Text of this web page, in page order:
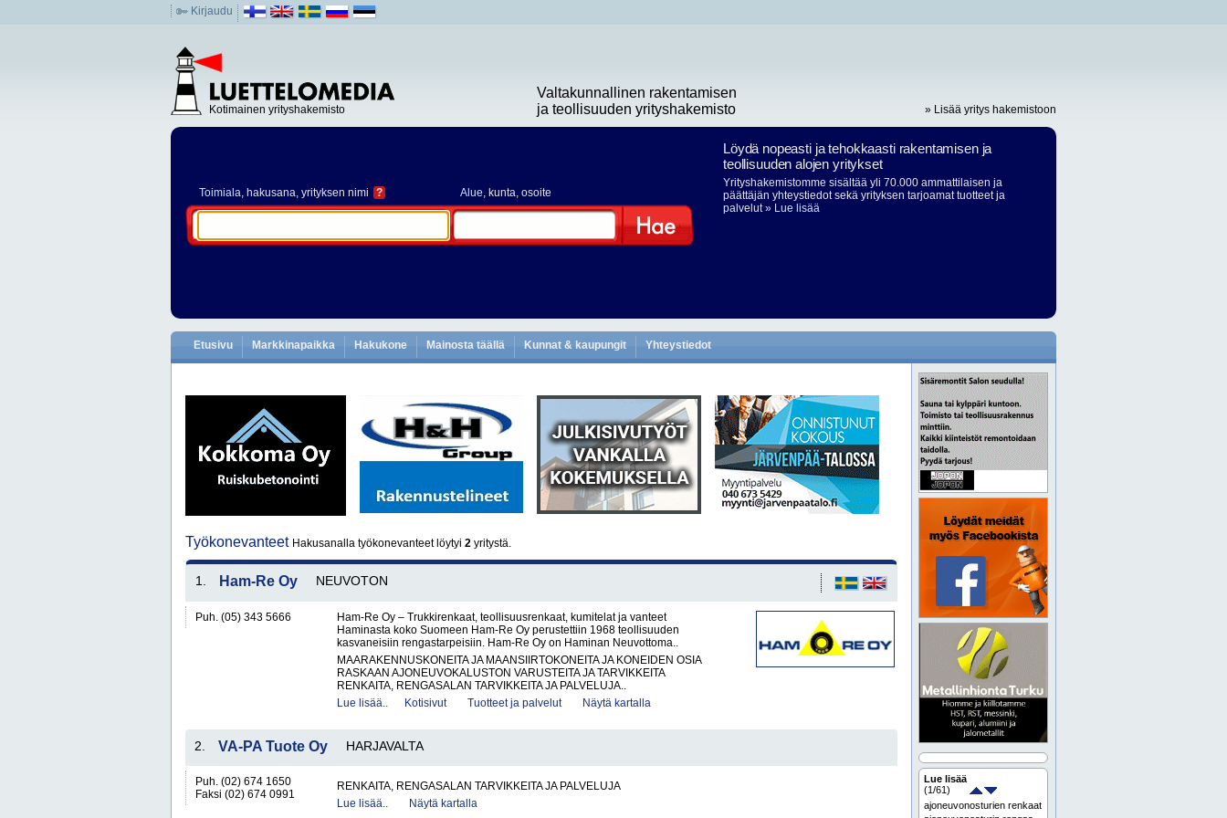
Kirjaudu
Kotimainen yrityshakemisto
Valtakunnallinen rakentamisen
ja teollisuuden yrityshakemisto
» Lisää yritys hakemistoon
Toimiala, hakusana, yrityksen nimi ? Alue, kunta, osoite
Löydä nopeasti ja tehokkaasti rakentamisen ja
teollisuuden alojen yritykset
Yrityshakemistomme sisältää yli 70.000 ammattilaisen ja
päättäjän yhteystiedot sekä yrityksen tarjoamat tuotteet ja
palvelut» Lue lisää
Etusivu Markkinapaikka Hakukone Mainosta täällä Kunnat & kaupungit Yhteystiedot
Työkonevanteet Hakusanalla työkonevanteet löytyi 2 yritystä.
1. Ham-Re Oy NEUVOTON
Puh. (05) 343 5666
Ham-Re Oy – Trukkirenkaat, teollisuusrenkaat, kumitelat ja vanteet
Haminasta koko Suomeen Ham-Re Oy perustettiin 1968 teollisuuden
kasvaneisiin rengastarpeisiin. Ham-Re Oy on Haminan Neuvottoma..
MAARAKENNUSKONEITA JA MAANSIIRTOKONEITA JA KONEIDEN OSIA
RASKAAN AJONEUVOKALUSTON VARUSTEITA JA TARVIKKEITA
RENKAITA, RENGASALAN TARVIKKEITA JA PALVELUJA..
Lue lisää..
Kotisivut Tuotteet ja palvelut Näytä kartalla
2. VA-PA Tuote Oy HARJAVALTA
Puh. (02) 674 1650
Faksi (02) 674 0991
RENKAITA, RENGASALAN TARVIKKEITA JA PALVELUJA
Lue lisää..
Näytä kartalla
Lue lisää
(1/61)
ajoneuvonosturien renkaat